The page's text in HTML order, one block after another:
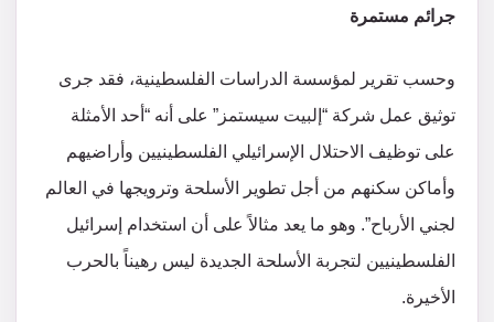
جرائم مستمرة
وحسب تقرير لمؤسسة الدراسات الفلسطينية، فقد جرى
توثيق عمل شركة “إلبيت سيستمز” على أنه “أحد الأمثلة
على توظيف الاحتلال الإسرائيلي الفلسطينيين وأراضيهم
وأماكن سكنهم من أجل تطوير الأسلحة وترويجها في العالم
لجني الأرباح”. وهو ما يعد مثالاً على أن استخدام إسرائيل
الفلسطينيين لتجربة الأسلحة الجديدة ليس رهيناً بالحرب
الأخيرة.